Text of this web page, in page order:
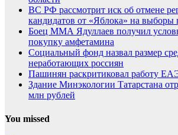
ВС РФ рассмотрит иск об отмене
кандидатов от «Яблока» на выборы
Боец ММА Ядуллаев получил
покупку амфетамина
Социальный фонд назвал размер
неработающих россиян
Пашинян раскритиковал работу
Здание Минэкологии Татарстана
млн рублей
You missed